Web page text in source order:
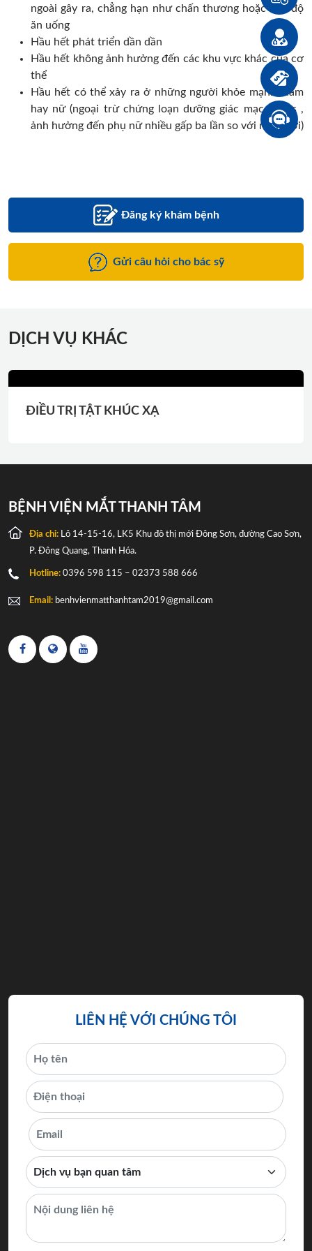
ngoài gây ra, chẳng hạn như chấn thương hoặc chế độ
ăn uống
Hầu hết phát triển dần dần
Hầu hết không ảnh hưởng đến các khu vực khác của cơ
thể
Hầu hết có thể xảy ra ở những người khỏe mạnh, nam
hay nữ (ngoại trừ chứng loạn dưỡng giác mạc Fuchs ,
ảnh hưởng đến phụ nữ nhiều gấp ba lần so với nam giới)
Đăng ký khám bệnh
Gửi câu hỏi cho bác sỹ
DỊCH VỤ KHÁC
ĐIỀU TRỊ TẬT KHÚC XẠ
BỆNH VIỆN MẮT THANH TÂM
Địa chỉ: Lô 14-15-16, LK5 Khu đô thị mới Đông Sơn, đường Cao Sơn,
P. Đông Quang, Thanh Hóa.
Hotline: 0396 598 115 – 02373 588 666
Email: benhvienmatthanhtam2019@gmail.com
LIÊN HỆ VỚI CHÚNG TÔI